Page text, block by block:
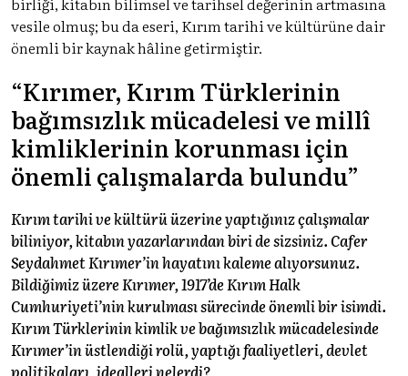
vesile olmuş; bu da eseri, Kırım tarihi ve kültürüne dair
önemli bir kaynak hâline getirmiştir.
“Kırımer, Kırım Türklerinin
bağımsızlık mücadelesi ve millî
kimliklerinin korunması için
önemli çalışmalarda bulundu”
Kırım tarihi ve kültürü üzerine yaptığınız çalışmalar
biliniyor, kitabın yazarlarından biri de sizsiniz. Cafer
Seydahmet Kırımer’in hayatını kaleme alıyorsunuz.
Bildiğimiz üzere Kırımer, 1917’de Kırım Halk
Cumhuriyeti’nin kurulması sürecinde önemli bir isimdi.
Kırım Türklerinin kimlik ve bağımsızlık mücadelesinde
Kırımer’in üstlendiği rolü, yaptığı faaliyetleri, devlet
politikaları, idealleri nelerdi?